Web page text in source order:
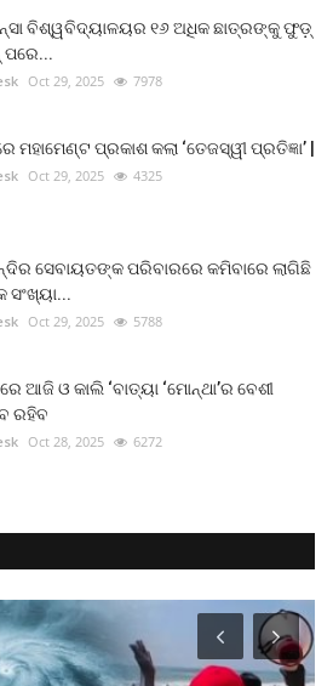
ବିଶ୍ୱବିଦ୍ୟାଳୟର ୧୬ ଅଧିକ ଛାତ୍ରଙ୍କୁ ଫୁଡ଼୍
Oct 29, 2025 7978
ମହାମେଣ୍ଟ ପ୍ରକାଶ କଲା ‘ତେଜସ୍ୱୀ ପ୍ରତିଜ୍ଞା’ |
Oct 29, 2025 4325
ସେବାୟତଙ୍କ ପରିବାରରେ କମିବାରେ ଲାଗିଛି
Oct 29, 2025 5788
ଆଜି ଓ କାଲି ‘ବାତ୍ୟା ‘ମୋନ୍ଥା’ର ବେଶୀ
ରହିବ
Oct 28, 2025 6272